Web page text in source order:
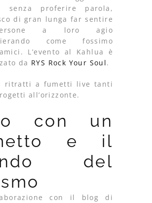
senza proferire parola,
di gran lunga far sentire
a loro agio
come fossimo
L’evento al Kahlua è
da RYS Rock Your Soul.
ritratti a fumetti live tanti
all’orizzonte.
con un
e il
del
con il blog di